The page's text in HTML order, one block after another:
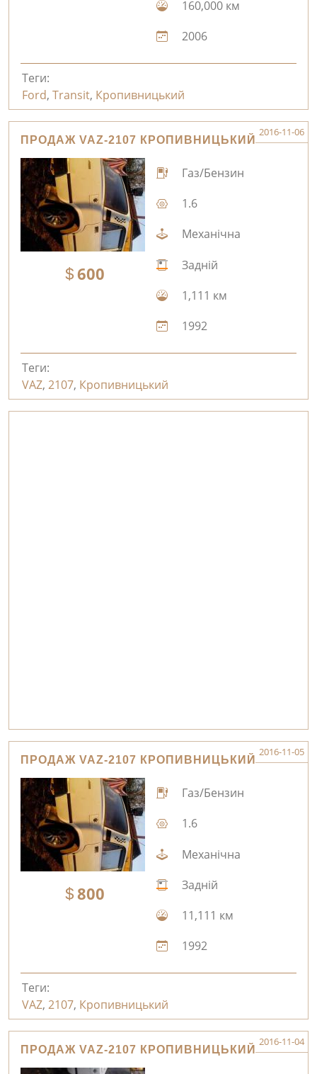
160,000 км
2006
Теги:
Ford, Transit, Кропивницький
ПРОДАЖ VAZ-2107 КРОПИВНИЦЬКИЙ
2016-11-06
600
Газ/Бензин
1.6
Механічна
Задній
1,111 км
1992
Теги:
VAZ, 2107, Кропивницький
ПРОДАЖ VAZ-2107 КРОПИВНИЦЬКИЙ
2016-11-05
800
Газ/Бензин
1.6
Механічна
Задній
11,111 км
1992
Теги:
VAZ, 2107, Кропивницький
ПРОДАЖ VAZ-2107 КРОПИВНИЦЬКИЙ
2016-11-04